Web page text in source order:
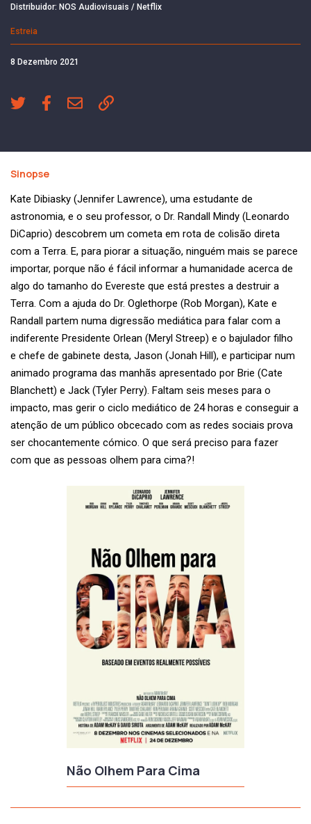
Distribuidor: NOS Audiovisuais / Netflix
Estreia
8 Dezembro 2021
Não Olhem Para Cima
Sinopse
Kate Dibiasky (Jennifer Lawrence), uma estudante de
astronomia, e o seu professor, o Dr. Randall Mindy (Leonardo
DiCaprio) descobrem um cometa em rota de colisão direta
com a Terra. E, para piorar a situação, ninguém mais se parece
importar, porque não é fácil informar a humanidade acerca de
algo do tamanho do Evereste que está prestes a destruir a
Terra. Com a ajuda do Dr. Oglethorpe (Rob Morgan), Kate e
Randall partem numa digressão mediática para falar com a
indiferente Presidente Orlean (Meryl Streep) e o bajulador filho
e chefe de gabinete desta, Jason (Jonah Hill), e participar num
animado programa das manhãs apresentado por Brie (Cate
Blanchett) e Jack (Tyler Perry). Faltam seis meses para o
impacto, mas gerir o ciclo mediático de 24 horas e conseguir a
atenção de um público obcecado com as redes sociais prova
ser chocantemente cómico. O que será preciso para fazer
com que as pessoas olhem para cima?!